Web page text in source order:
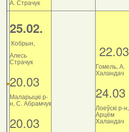
А. Страчук
25.02.
Кобрын,
Алесь
Страчук
20.03
Маларыцкі р-
н, С. Абрамчук
20.03
22.03
Гомель, А.
Халандач
24.03
Лоеўскі р-н,
Арцём
Халандач